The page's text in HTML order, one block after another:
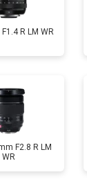
R LM WR
F2.8 R LM
WR